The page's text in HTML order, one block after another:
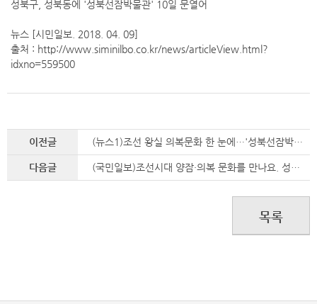
성북구, 성북동에 '성북선잠박물관' 10일 문열어
뉴스 [시민일보. 2018. 04. 09]
출처 : http://www.siminilbo.co.kr/news/articleView.html?
idxno=559500
이전글 (뉴스1)조선 왕실 의복문화 한 눈에…'성북선잠박물관' 개관
다음글 (국민일보)조선시대 양잠·의복 문화를 만나요. 성북선잠박물관 10일 개관
목록